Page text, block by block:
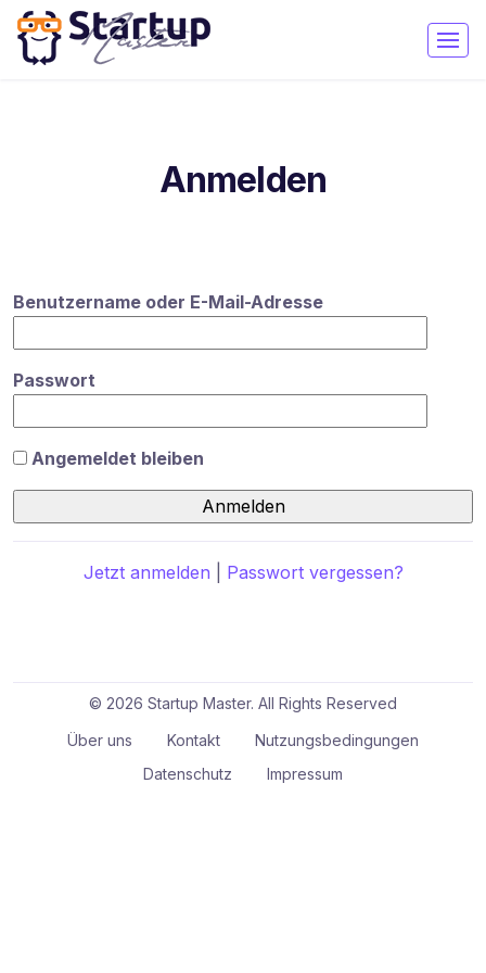
Anmelden
Benutzername oder E-Mail-Adresse
Passwort
Angemeldet bleiben
Jetzt anmelden Passwort vergessen?
© 2026 Startup Master. All Rights Reserved
Über uns Kontakt
Nutzungsbedingungen
Datenschutz
Impressum